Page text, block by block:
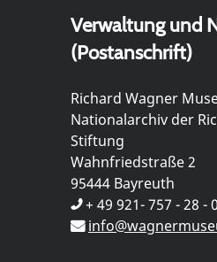
Verwaltung und
(Postanschrift)
Richard Wagner
Nationalarchiv der
Stiftung
Wahnfriedstraße 2
95444 Bayreuth
+ 49 921- 757 - 28 - 0